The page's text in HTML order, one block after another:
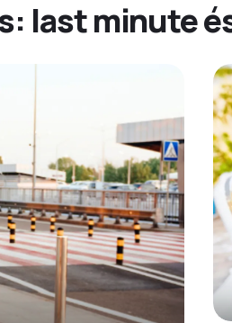
last minute